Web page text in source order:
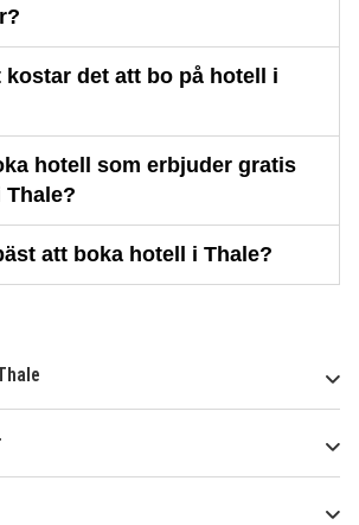
kostar det att bo på hotell i
hotell som erbjuder gratis
att boka hotell i Thale?